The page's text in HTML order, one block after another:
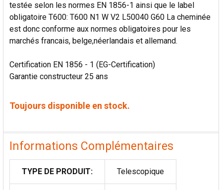
testée selon les normes EN 1856-1 ainsi que le label
obligatoire T600: T600 N1 W V2 L50040 G60 La cheminée
est donc conforme aux normes obligatoires pour les
marchés francais, belge,néerlandais et allemand.
Certification EN 1856 - 1 (EG-Certification)
Garantie constructeur 25 ans
Toujours disponible en stock.
Informations Complémentaires
TYPE DE PRODUIT: Telescopique